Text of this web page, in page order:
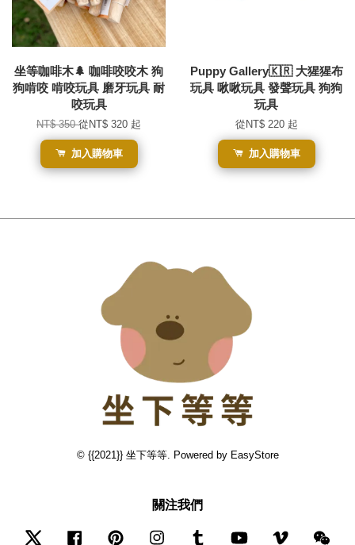
坐等咖啡木🌲 咖啡咬咬木 狗
狗啃咬 啃咬玩具 磨牙玩具 耐
咬玩具
NT$ 350從 NT$ 320 起
加入購物車
Puppy Gallery🇰🇷 大猩猩布
玩具 啾啾玩具 發聲玩具 狗狗
玩具
從 NT$ 220 起
加入購物車
© {{2021}} 坐下等等. Powered by EasyStore
關注我們
Twitter Facebook Pinterest Instagram Tumblr YouTube Vimeo